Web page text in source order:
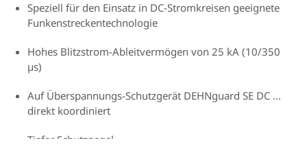
Speziell für den Einsatz in DC-Stromkreisen geeignete
Funkenstreckentechnologie
Hohes Blitzstrom-Ableitvermögen von 25 kA (10/350
µs)
Auf Überspannungs-Schutzgerät DEHNguard SE DC ...
direkt koordiniert
Tiefer Schutzpegel